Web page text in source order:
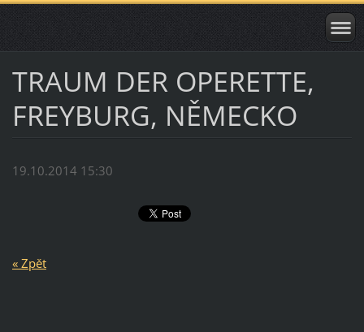
TRAUM DER OPERETTE,
FREYBURG, NĚMECKO
19.10.2014 15:30
« Zpět